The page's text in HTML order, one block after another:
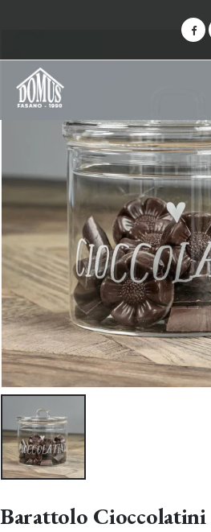
Barattolo Cioccolatini